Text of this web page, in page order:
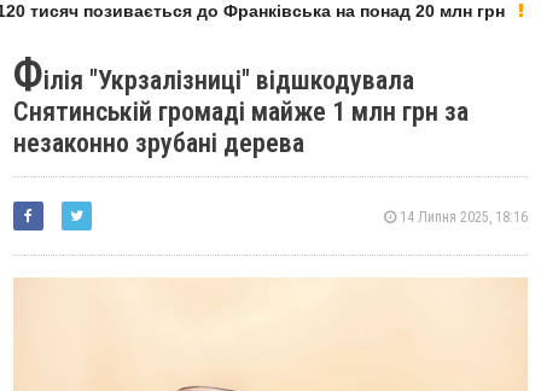
тисяч позивається до Франківська на понад 20 млн грн
Філія "Укрзалізниці" відшкодувала
Снятинській громаді майже 1 млн грн за
незаконно зрубані дерева
14 Липня 2025, 18:16